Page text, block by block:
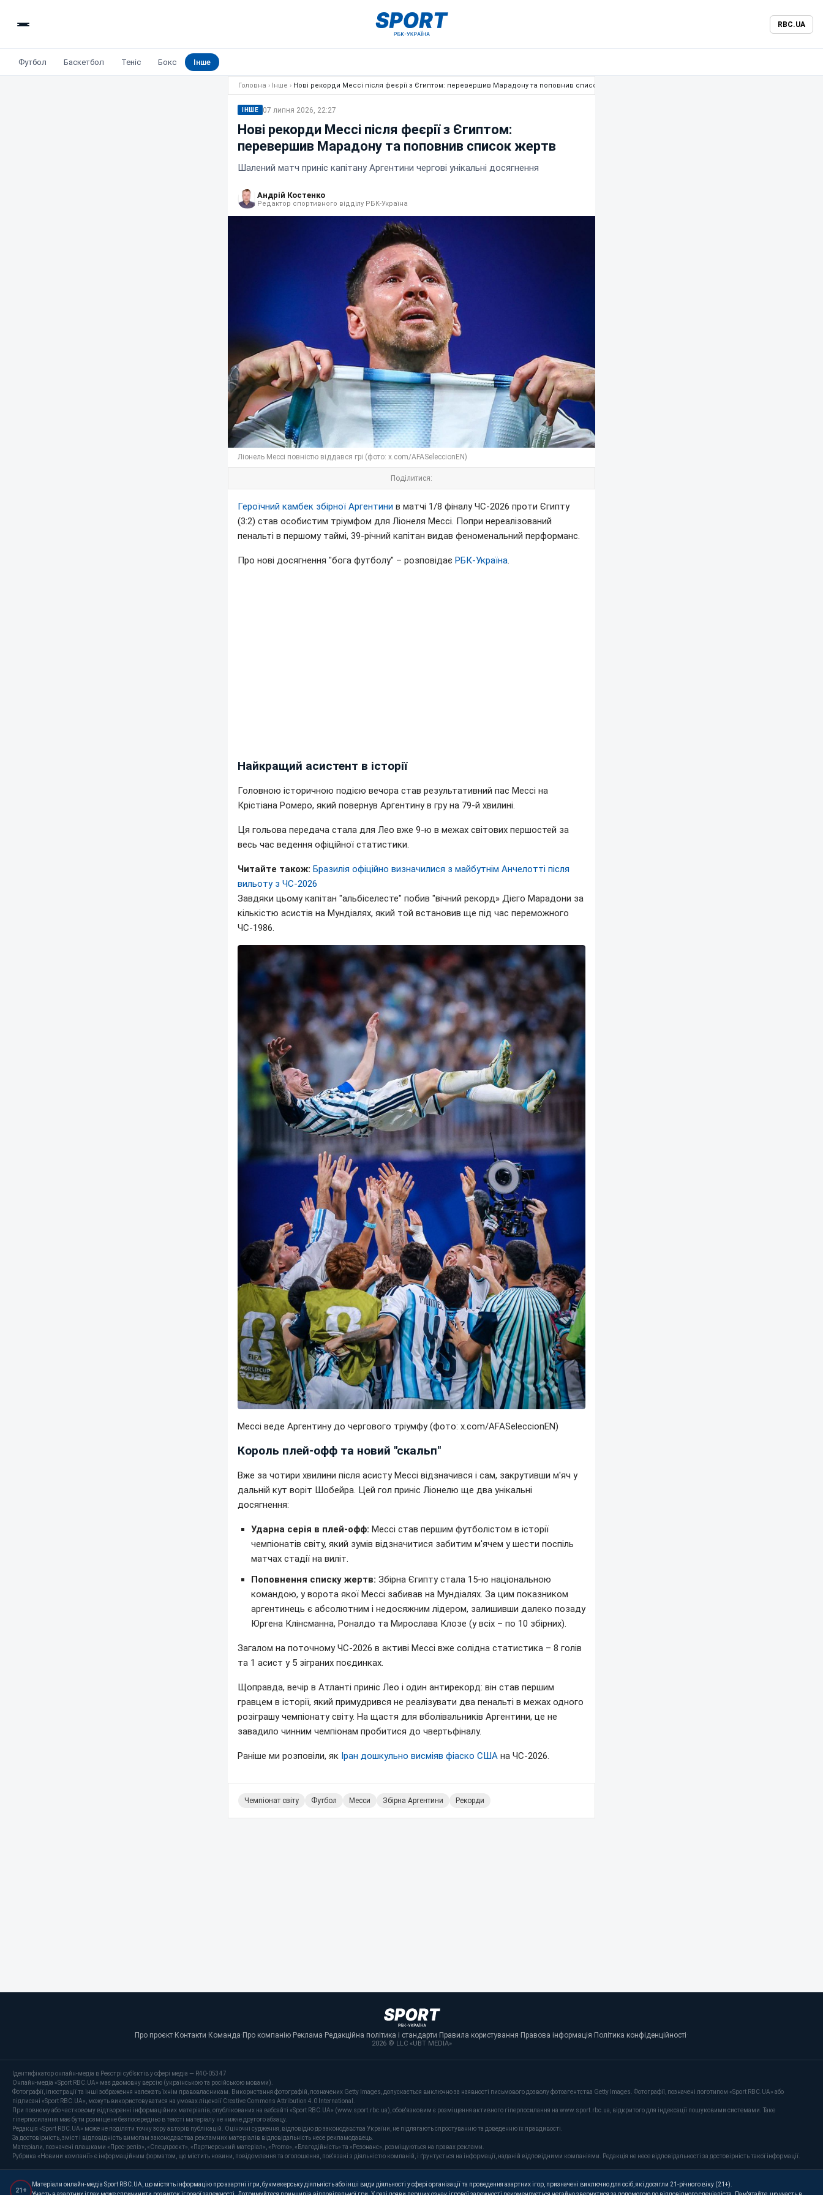
RBC.UA
Футбол Баскетбол Теніс Бокс Інше
Головна › Інше › Нові рекорди Мессі після феєрії з Єгиптом: перевершив Марадону та поповнив список жертв
ІНШЕ 07 липня 2026, 22:27
Нові рекорди Мессі після феєрії з Єгиптом:
перевершив Марадону та поповнив список жертв
Шалений матч приніс капітану Аргентини чергові унікальні досягнення
Андрій Костенко
Редактор спортивного відділу РБК-Україна
Ліонель Мессі повністю віддався грі (фото: x.com/AFASeleccionEN)
Поділитися:
Героїчний камбек збірної Аргентини в матчі 1/8 фіналу ЧС-2026 проти Єгипту
(3:2) став особистим тріумфом для Ліонеля Мессі. Попри нереалізований
пенальті в першому таймі, 39-річний капітан видав феноменальний перформанс.
Про нові досягнення "бога футболу" – розповідає РБК-Україна.
Найкращий асистент в історії
Головною історичною подією вечора став результативний пас Мессі на
Крістіана Ромеро, який повернув Аргентину в гру на 79-й хвилині.
Ця гольова передача стала для Лео вже 9-ю в межах світових першостей за
весь час ведення офіційної статистики.
Читайте також: Бразилія офіційно визначилися з майбутнім Анчелотті після
вильоту з ЧС-2026
Завдяки цьому капітан "альбіселесте" побив "вічний рекорд» Дієго Марадони за
кількістю асистів на Мундіалях, який той встановив ще під час переможного
ЧС-1986.
Мессі веде Аргентину до чергового тріумфу (фото: x.com/AFASeleccionEN)
Король плей-офф та новий "скальп"
Вже за чотири хвилини після асисту Мессі відзначився і сам, закрутивши м'яч у
дальній кут воріт Шобейра. Цей гол приніс Ліонелю ще два унікальні
досягнення:
Ударна серія в плей-офф: Мессі став першим футболістом в історії
чемпіонатів світу, який зумів відзначитися забитим м'ячем у шести поспіль
матчах стадії на виліт.
Поповнення списку жертв: Збірна Єгипту стала 15-ю національною
командою, у ворота якої Мессі забивав на Мундіалях. За цим показником
аргентинець є абсолютним і недосяжним лідером, залишивши далеко позаду
Юргена Клінсманна, Роналдо та Мирослава Клозе (у всіх – по 10 збірних).
Загалом на поточному ЧС-2026 в активі Мессі вже солідна статистика – 8 голів
та 1 асист у 5 зіграних поєдинках.
Щоправда, вечір в Атланті приніс Лео і один антирекорд: він став першим
гравцем в історії, який примудрився не реалізувати два пенальті в межах одного
розіграшу чемпіонату світу. На щастя для вболівальників Аргентини, це не
завадило чинним чемпіонам пробитися до чвертьфіналу.
Раніше ми розповіли, як Іран дошкульно висміяв фіаско США на ЧС-2026.
Чемпіонат світу Футбол Месси Збірна Аргентини Рекорди
Про проєкт·Контакти·Команда·Про компанію·Реклама·Редакційна політика і стандарти·Правила користування·Правова інформація·Політика конфіденційності·
2026 © LLC «UBT MEDIA»
Ідентифікатор онлайн-медіа в Реєстрі суб’єктів у сфері медіа — R40-05347
Онлайн-медіа «Sport RBC.UA» має двомовну версію (українською та російською мовами).
Фотографії, ілюстрації та інші зображення належать їхнім правовласникам. Використання фотографій, позначених Getty Images, допускається виключно за наявності письмового дозволу фотоагентства Getty Images. Фотографії, позначені логотипом «Sport RBC.UA» або
підписані «Sport RBC.UA», можуть використовуватися на умовах ліцензії Creative Commons Attribution 4.0 International.
При повному або частковому відтворенні інформаційних матеріалів, опублікованих на вебсайті «Sport RBC.UA» (www.sport.rbc.ua), обов'язковим є розміщення активного гіперпосилання на www.sport.rbc.ua, відкритого для індексації пошуковими системами. Таке
гіперпосилання має бути розміщене безпосередньо в тексті матеріалу не нижче другого абзацу.
Редакція «Sport RBC.UA» може не поділяти точку зору авторів публікацій. Оціночні судження, відповідно до законодавства України, не підлягають спростуванню та доведенню їх правдивості.
За достовірність, зміст і відповідність вимогам законодавства рекламних матеріалів відповідальність несе рекламодавець.
Матеріали, позначені плашками «Прес-реліз», «Спецпроєкт», «Партнерський матеріал», «Promo», «Благодійність» та «Резонанс», розміщуються на правах реклами.
Рубрика «Новини компанії» є інформаційним форматом, що містить новини, повідомлення та оголошення, пов'язані з діяльністю компаній, і ґрунтується на інформації, наданій відповідними компаніями. Редакція не несе відповідальності за достовірність такої інформації.
21+
Матеріали онлайн-медіа Sport RBC.UA, що містять інформацію про азартні ігри, букмекерську діяльність або інші види діяльності у сфері організації та проведення азартних ігор, призначені виключно для осіб, які досягли 21-річного віку (21+).